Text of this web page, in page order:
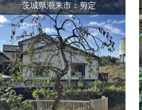
茨城県潮来市：剪定